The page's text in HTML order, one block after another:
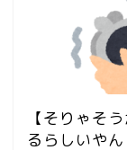
【そりゃそ
るらしいやん